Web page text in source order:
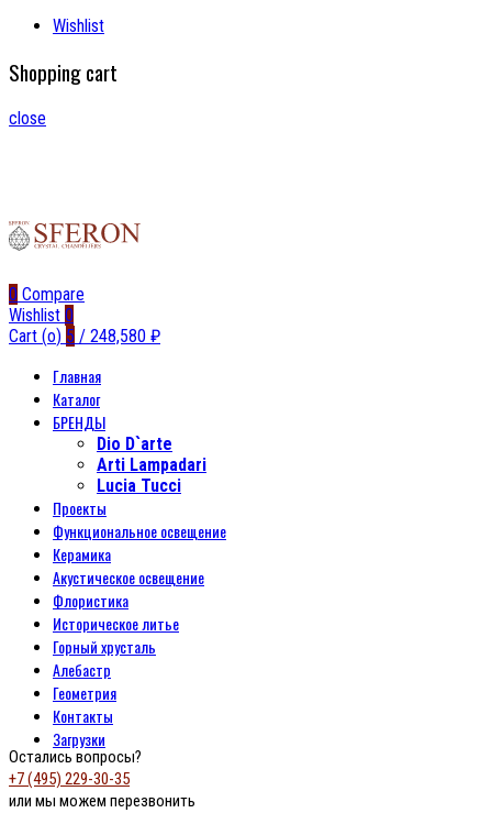
Wishlist
Shopping cart
close
0 Compare
Wishlist 0
Cart (o) 5 / 248,580 ₽
Главная
Каталог
БРЕНДЫ
Dio D`arte
Arti Lampadari
Lucia Tucci
Проекты
Функциональное освещение
Керамика
Акустическое освещение
Флористика
Историческое литье
Горный хрусталь
Алебастр
Геометрия
Контакты
Загрузки
Остались вопросы?
+7 (495) 229-30-35
или мы можем перезвонить